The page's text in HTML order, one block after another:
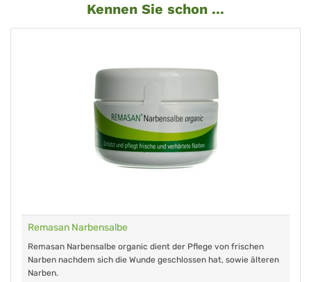
Kennen Sie schon ...
Remasan Narbensalbe
Remasan Narbensalbe organic dient der Pflege von frischen
Narben nachdem sich die Wunde geschlossen hat, sowie älteren
Narben.